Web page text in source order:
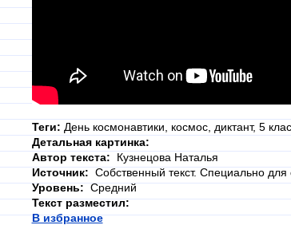
Теги: День космонавтики, космос, диктант, 5
Детальная картинка:
Автор текста: Кузнецова Наталья
Источник: Собственный текст. Специально для
Уровень:Средний
Текст разместил:
В избранное